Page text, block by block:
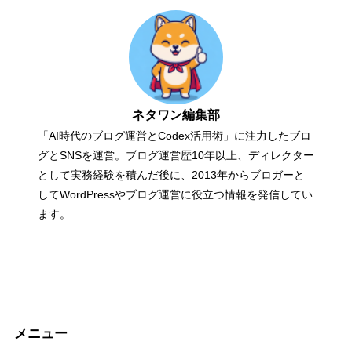
ネタワン編集部
「AI時代のブログ運営とCodex活用術」に注力したブロ
グとSNSを運営。ブログ運営歴10年以上、ディレクター
として実務経験を積んだ後に、2013年からブロガーと
してWordPressやブログ運営に役立つ情報を発信してい
ます。
メニュー